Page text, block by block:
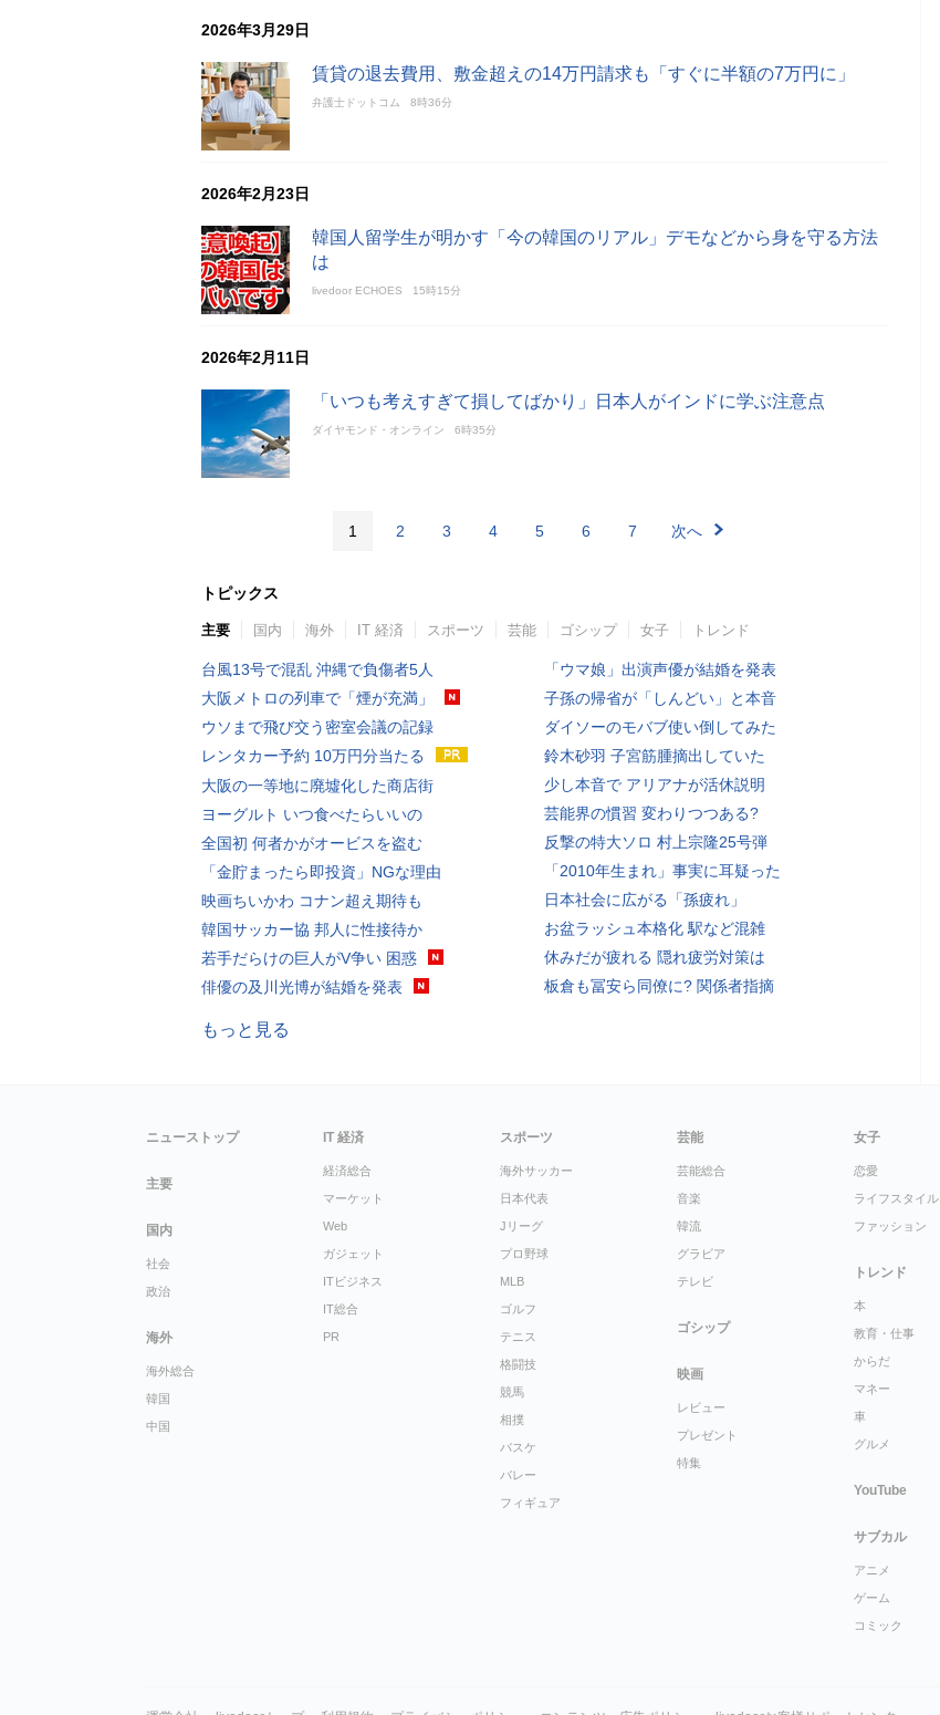
2026年3月29日
賃貸の退去費用、敷金超えの14万円請求も「すぐに半額の7万円に」
弁護士ドットコム 8時36分
2026年2月23日
韓国人留学生が明かす「今の韓国のリアル」デモなどから身を守る方法
は
livedoor ECHOES 15時15分
2026年2月11日
「いつも考えすぎて損してばかり」日本人がインドに学ぶ注意点
ダイヤモンド・オンライン 6時35分
1 2 3 4 5 6 7 次へ
トピックス
主要 国内 海外 IT 経済 スポーツ 芸能 ゴシップ 女子 トレンド
台風13号で混乱 沖縄で負傷者5人
大阪メトロの列車で「煙が充満」
ウソまで飛び交う密室会議の記録
レンタカー予約 10万円分当たる
大阪の一等地に廃墟化した商店街
ヨーグルト いつ食べたらいいの
全国初 何者かがオービスを盗む
「金貯まったら即投資」NGな理由
映画ちいかわ コナン超え期待も
韓国サッカー協 邦人に性接待か
若手だらけの巨人がV争い 困惑
俳優の及川光博が結婚を発表
「ウマ娘」出演声優が結婚を発表
子孫の帰省が「しんどい」と本音
ダイソーのモバブ使い倒してみた
鈴木砂羽 子宮筋腫摘出していた
少し本音で アリアナが活休説明
芸能界の慣習 変わりつつある?
反撃の特大ソロ 村上宗隆25号弾
「2010年生まれ」事実に耳疑った
日本社会に広がる「孫疲れ」
お盆ラッシュ本格化 駅など混雑
休みだが疲れる 隠れ疲労対策は
板倉も冨安ら同僚に? 関係者指摘
もっと見る
ニューストップ
主要
国内
社会
政治
海外
海外総合
韓国
中国
IT 経済
経済総合
マーケット
Web
ガジェット
ITビジネス
IT総合
PR
スポーツ
海外サッカー
日本代表
Jリーグ
プロ野球
MLB
ゴルフ
テニス
格闘技
競馬
相撲
バスケ
バレー
フィギュア
芸能
芸能総合
音楽
韓流
グラビア
テレビ
ゴシップ
映画
レビュー
プレゼント
特集
女子
恋愛
ライフスタイル
ファッション
トレンド
本
教育・仕事
からだ
マネー
車
グルメ
YouTube
サブカル
アニメ
ゲーム
コミック